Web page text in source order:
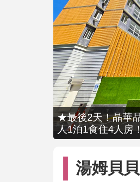
★最後2天！晶華
人1泊1食住4人房
湯姆貝